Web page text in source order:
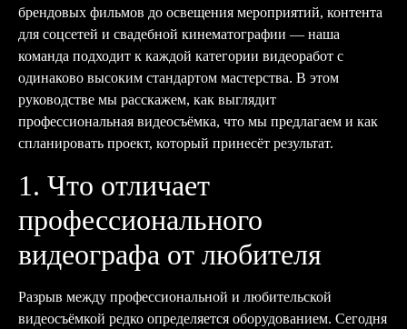
брендовых фильмов до освещения мероприятий, контента
для соцсетей и свадебной кинематографии — наша
команда подходит к каждой категории видеоработ с
одинаково высоким стандартом мастерства. В этом
руководстве мы расскажем, как выглядит
профессиональная видеосъёмка, что мы предлагаем и как
спланировать проект, который принесёт результат.
1. Что отличает
профессионального
видеографа от любителя
Разрыв между профессиональной и любительской
видеосъёмкой редко определяется оборудованием. Сегодня